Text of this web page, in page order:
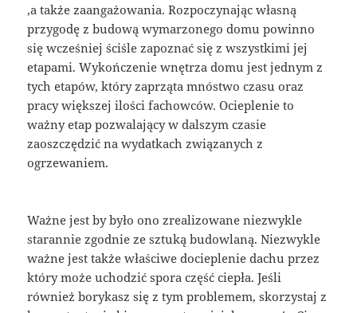
,a także zaangażowania. Rozpoczynając własną
przygodę z budową wymarzonego domu powinno
się wcześniej ściśle zapoznać się z wszystkimi jej
etapami. Wykończenie wnętrza domu jest jednym z
tych etapów, który zaprząta mnóstwo czasu oraz
pracy większej ilości fachowców. Ocieplenie to
ważny etap pozwalający w dalszym czasie
zaoszczędzić na wydatkach związanych z
ogrzewaniem.
Ważne jest by było ono zrealizowane niezwykle
starannie zgodnie ze sztuką budowlaną. Niezwykle
ważne jest także właściwe docieplenie dachu przez
który może uchodzić spora część ciepła. Jeśli
również borykasz się z tym problemem, skorzystaj z